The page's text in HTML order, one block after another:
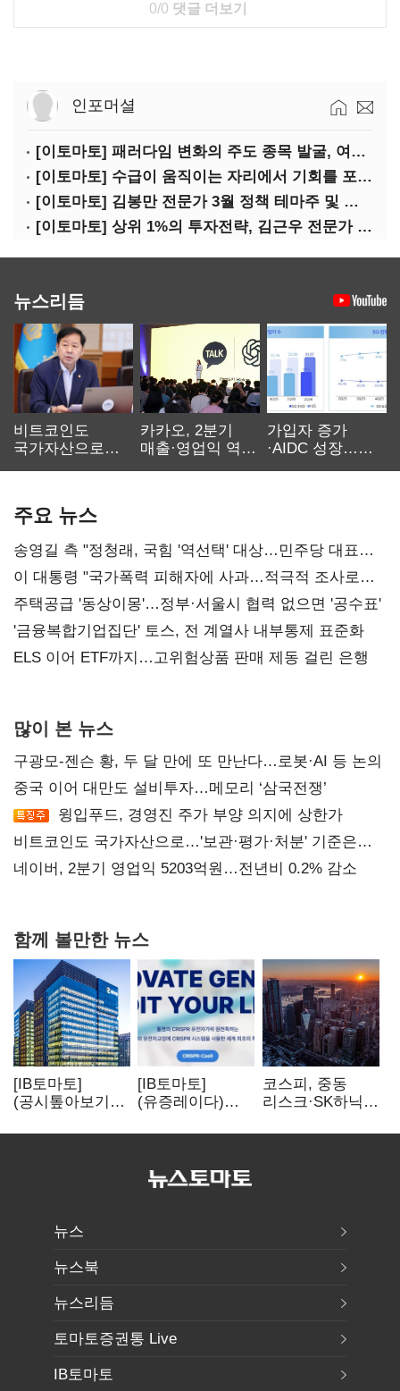
0/0 댓글 더보기
인포머셜
[이토마토] 패러다임 변화의 주도 종목 발굴, 여인수 전문가 투자클럽
[이토마토] 수급이 움직이는 자리에서 기회를 포착하다, 김형일 전문가 투자클럽
[이토마토] 김봉만 전문가 3월 정책 테마주 및 제약 바이오 선취매 전략 아카데미 3/5(목) 2부 진행
[이토마토] 상위 1%의 투자전략, 김근우 전문가 투자클럽에서 확인하세요
뉴스리듬
비트코인도
국가자산으로…'
카카오, 2분기
매출·영업익 역대
가입자 증가
·AIDC 성장…
주요 뉴스
송영길 측 "정청래, 국힘 '역선택' 대상…민주당 대표로
총선 지휘 못해"
이 대통령 "국가폭력 피해자에 사과…적극적 조사로
진실 밝혀야"
주택공급 '동상이몽'…정부·서울시 협력 없으면 '공수표'
'금융복합기업집단' 토스, 전 계열사 내부통제 표준화
ELS 이어 ETF까지…고위험상품 판매 제동 걸린 은행
많이 본 뉴스
구광모-젠슨 황, 두 달 만에 또 만난다…로봇·AI 등 논의
중국 이어 대만도 설비투자…메모리 ‘삼국전쟁’
윙입푸드, 경영진 주가 부양 의지에 상한가
비트코인도 국가자산으로…'보관·평가·처분' 기준은
숙제
네이버, 2분기 영업익 5203억원…전년비 0.2% 감소
함께 볼만한 뉴스
[IB토마토]
(공시톺아보기)
바로 매출로
[IB토마토]
(유증레이다)
3분의 1 토막…
비용부터 챙긴다
코스피, 중동
리스크·SK하닉
뒷걸음
뉴스
뉴스북
뉴스리듬
토마토증권통 Live
IB토마토